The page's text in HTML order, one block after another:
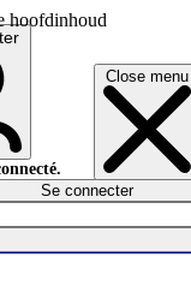
hoofdinhoud
Close menu
Se connecter